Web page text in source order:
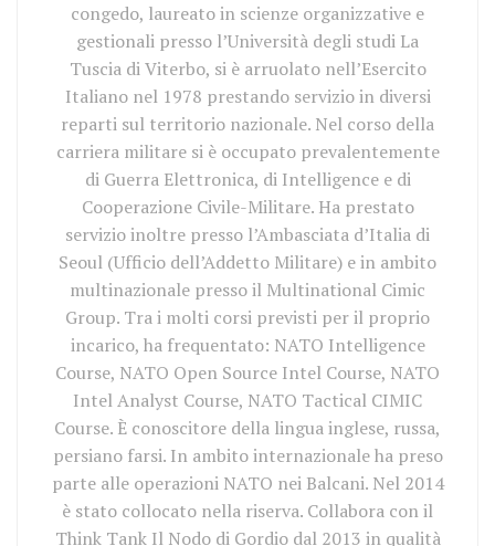
congedo, laureato in scienze organizzative e
gestionali presso l’Università degli studi La
Tuscia di Viterbo, si è arruolato nell’Esercito
Italiano nel 1978 prestando servizio in diversi
reparti sul territorio nazionale. Nel corso della
carriera militare si è occupato prevalentemente
di Guerra Elettronica, di Intelligence e di
Cooperazione Civile-Militare. Ha prestato
servizio inoltre presso l’Ambasciata d’Italia di
Seoul (Ufficio dell’Addetto Militare) e in ambito
multinazionale presso il Multinational Cimic
Group. Tra i molti corsi previsti per il proprio
incarico, ha frequentato: NATO Intelligence
Course, NATO Open Source Intel Course, NATO
Intel Analyst Course, NATO Tactical CIMIC
Course. È conoscitore della lingua inglese, russa,
persiano farsi. In ambito internazionale ha preso
parte alle operazioni NATO nei Balcani. Nel 2014
è stato collocato nella riserva. Collabora con il
Think Tank Il Nodo di Gordio dal 2013 in qualità